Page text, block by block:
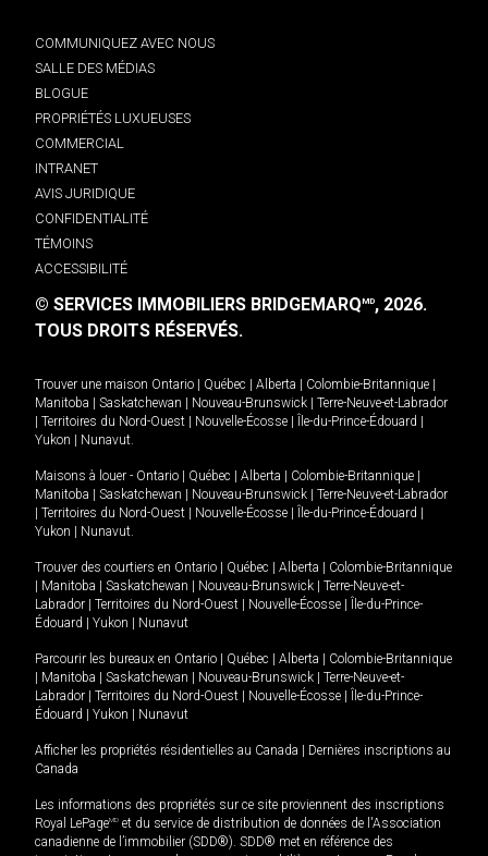
COMMUNIQUEZ AVEC NOUS
SALLE DES MÉDIAS
BLOGUE
PROPRIÉTÉS LUXUEUSES
COMMERCIAL
INTRANET
AVIS JURIDIQUE
CONFIDENTIALITÉ
TÉMOINS
ACCESSIBILITÉ
© SERVICES IMMOBILIERS BRIDGEMARQMD, 2026.
TOUS DROITS RÉSERVÉS.
Trouver une maison Ontario Québec Alberta Colombie-Britannique
Manitoba
Saskatchewan Nouveau-Brunswick
Terre-Neuve-et-Labrador
Territoires du Nord-Ouest Nouvelle-Écosse Île-du-Prince-Édouard
Yukon
Nunavut.
Maisons à louer - Ontario Québec Alberta Colombie-Britannique
Manitoba
Saskatchewan Nouveau-Brunswick
Terre-Neuve-et-Labrador
Territoires du Nord-Ouest Nouvelle-Écosse Île-du-Prince-Édouard
Yukon
Nunavut.
Trouver des courtiers en Ontario Québec Alberta
Colombie-Britannique
Manitoba Saskatchewan Nouveau-Brunswick
Terre-Neuve-et-
Labrador
Territoires du Nord-Ouest Nouvelle-Écosse
Île-du-Prince-
Édouard
Yukon Nunavut
Parcourir les bureaux en Ontario Québec Alberta
Colombie-Britannique
Manitoba Saskatchewan Nouveau-Brunswick
Terre-Neuve-et-
Labrador
Territoires du Nord-Ouest Nouvelle-Écosse
Île-du-Prince-
Édouard
Yukon Nunavut
Afficher les propriétés résidentielles au Canada
Dernières inscriptions au
Canada
Les informations des propriétés sur ce site proviennent des inscriptions
Royal LePageMD et du service de distribution de données de l'Association
canadienne de l’immobilier (SDD®). SDD® met en référence des